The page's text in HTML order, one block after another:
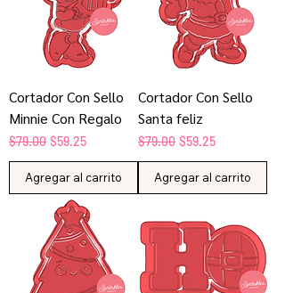
Cortador Con Sello
Minnie Con Regalo
Precio
$79.00 Precio de oferta
$59.25
Agregar al carrito
Cortador Con Sello
Santa feliz
Precio
$79.00 Precio de oferta
$59.25
Agregar al carrito